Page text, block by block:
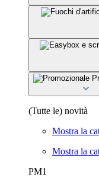
(Tutte le) novità
Mostra la
Mostra la
PM1